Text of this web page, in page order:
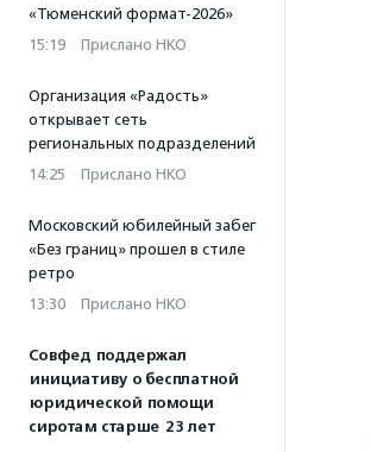
«Тюменский формат-2026»
15:19 · Прислано НКО
Организация «Радость»
открывает сеть
региональных подразделений
14:25 · Прислано НКО
Московский юбилейный забег
«Без границ» прошел в стиле
ретро
13:30 · Прислано НКО
Совфед поддержал
инициативу о бесплатной
юридической помощи
сиротам старше 23 лет